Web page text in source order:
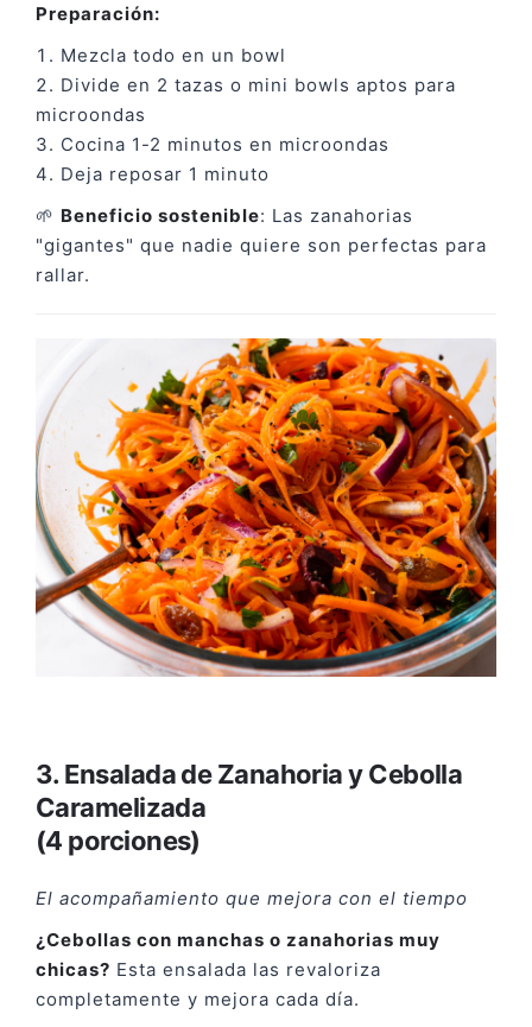
Preparación:
Mezcla todo en un bowl
Divide en 2 tazas o mini bowls aptos para
microondas
Cocina 1-2 minutos en microondas
Deja reposar 1 minuto
🌱 Beneficio sostenible: Las zanahorias
"gigantes" que nadie quiere son perfectas para
rallar.
3. Ensalada de Zanahoria y Cebolla
Caramelizada
(4 porciones)
El acompañamiento que mejora con el tiempo
¿Cebollas con manchas o zanahorias muy
chicas? Esta ensalada las revaloriza
completamente y mejora cada día.